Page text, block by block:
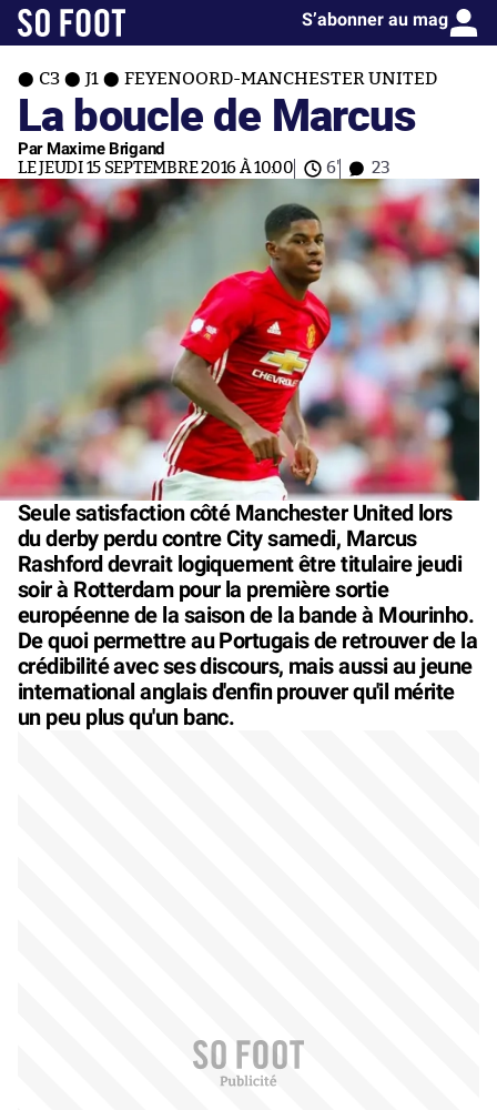
S’abonner au mag
C3 J1 FEYENOORD-MANCHESTER UNITED
La boucle de Marcus
Par Maxime Brigand
LE JEUDI 15 SEPTEMBRE 2016 À 10:00 6' 23
Seule satisfaction côté Manchester United lors
du derby perdu contre City samedi, Marcus
Rashford devrait logiquement être titulaire jeudi
soir à Rotterdam pour la première sortie
européenne de la saison de la bande à Mourinho.
De quoi permettre au Portugais de retrouver de la
crédibilité avec ses discours, mais aussi au jeune
international anglais d'enfin prouver qu'il mérite
un peu plus qu'un banc.